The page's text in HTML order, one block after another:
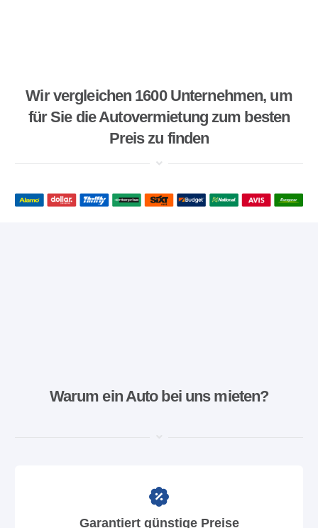
Wir vergleichen 1600 Unternehmen, um
für Sie die Autovermietung zum besten
Preis zu finden
Warum ein Auto bei uns mieten?
Garantiert günstige Preise